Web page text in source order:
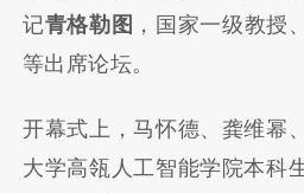
记青格勒图 ，国家一级教授
等出席论坛。
开幕式上，马怀德、龚维幂
大学高瓴人工智能学院本科